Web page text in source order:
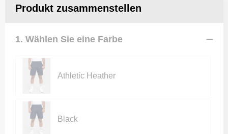
Produkt zusammenstellen
1. Wählen Sie eine Farbe
Athletic Heather
Black